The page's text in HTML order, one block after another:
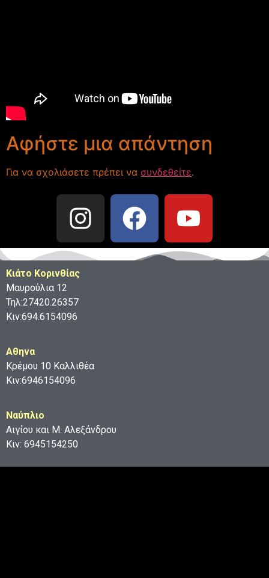
Αφήστε μια απάντηση
Για να σχολιάσετε πρέπει να συνδεθείτε.
Κιάτο Κορινθίας
Μαυρούλια 12
Τηλ:27420.26357
Κιν:694.6154096
Aθηνα
Κρέμου 10 Καλλιθέα
Κιν:6946154096
Ναύπλιο
Αιγίου και Μ. Αλεξάνδρου
Κιν: 6945154250